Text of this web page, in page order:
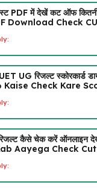
PDF में देखें कट ऑफ
Download Check
UG रिजल्ट स्कोरकार्ड
Kaise Check Kare
रिजल्ट कैसे चेक करें
Aayega Check